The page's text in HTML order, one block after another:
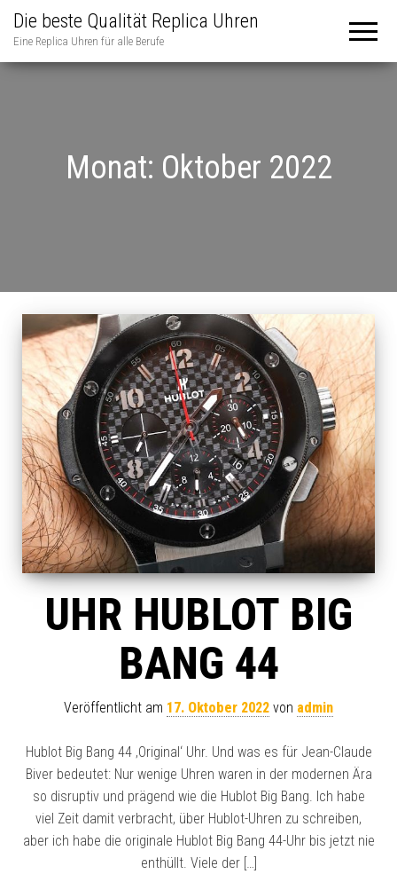
Die beste Qualität Replica Uhren
Eine Replica Uhren für alle Berufe
Monat: Oktober 2022
UHR HUBLOT BIG
BANG 44
Veröffentlicht am 17. Oktober 2022 von admin
Hublot Big Bang 44 ‚Original‘ Uhr. Und was es für Jean-Claude
Biver bedeutet: Nur wenige Uhren waren in der modernen Ära
so disruptiv und prägend wie die Hublot Big Bang. Ich habe
viel Zeit damit verbracht, über Hublot-Uhren zu schreiben,
aber ich habe die originale Hublot Big Bang 44-Uhr bis jetzt nie
enthüllt. Viele der […]